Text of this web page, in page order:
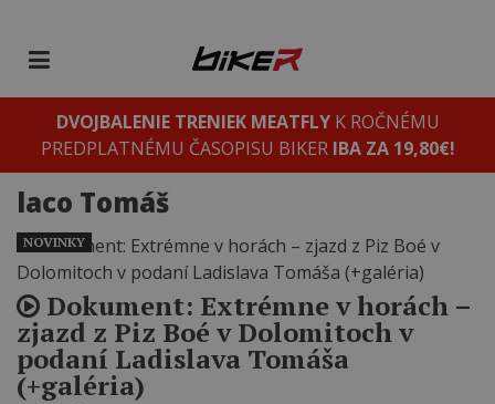
DVOJBALENIE TRENIEK MEATFLYK ROČNÉMU
PREDPLATNÉMU ČASOPISU BIKER IBA ZA 19,80€!
laco Tomáš
Dokument: Extrémne v horách –
zjazd z Piz Boé v Dolomitoch v
podaní Ladislava Tomáša
(+galéria)
NOVINKY